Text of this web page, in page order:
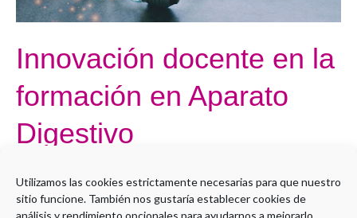
Utilizamos las cookies estrictamente necesarias para que nuestro
sitio funcione. También nos gustaría establecer cookies de
análisis y rendimiento opcionales para ayudarnos a mejorarlo,
Innovación docente en la
formación en Aparato
Digestivo
Sorry, but you do not have permission to view this content.